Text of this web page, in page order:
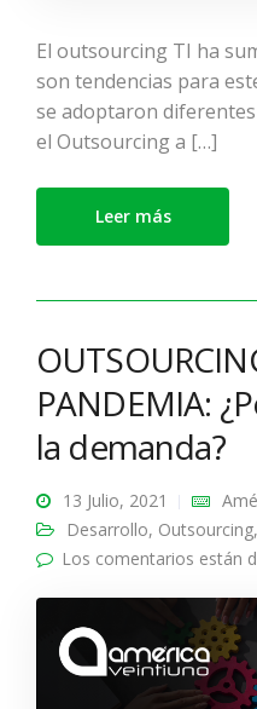
El outsourcing TI ha
son tendencias para
se adoptaron
el Outsourcing a […]
Leer más
PANDEMIA:
la demanda?
13 Julio, 2021
Desarrollo, Outsourcing,
Los comentarios están